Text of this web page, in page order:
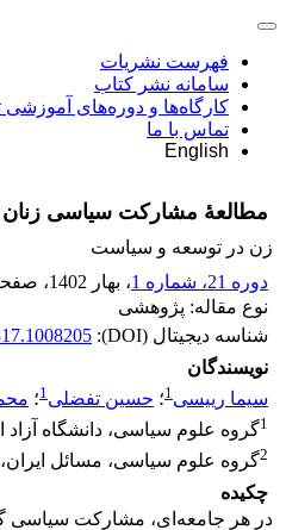
فهرست نشریات
سامانه نشر کتاب
کارگاه‌ها و دوره‌های
تماس با ما
English
مطالعۀ مشارکت سیاسی زنان
زن در توسعه و سیاست
دوره 21، شماره 1
، بهار 1402 ،
نوع مقاله: پژوهشی
شناسه دیجیتال (DOI):
نویسندگان
سیما رییسی1؛ حسین تفضلی1؛
1گروه علوم سیاسی، دانشگاه آزاد
2گروه علوم سیاسی، مسائل ایران،
چکیده
در هر جامعه‌ای، مشارکت سیاسی